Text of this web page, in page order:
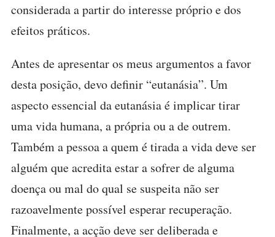
considerada a partir do interesse próprio e dos
efeitos práticos.
Antes de apresentar os meus argumentos a favor
desta posição, devo definir “eutanásia”. Um
aspecto essencial da eutanásia é implicar tirar
uma vida humana, a própria ou a de outrem.
Também a pessoa a quem é tirada a vida deve ser
alguém que acredita estar a sofrer de alguma
doença ou mal do qual se suspeita não ser
razoavelmente possível esperar recuperação.
Finalmente, a acção deve ser deliberada e